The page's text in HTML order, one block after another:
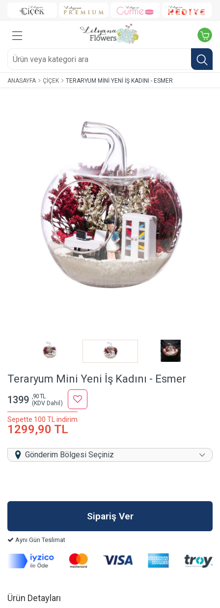
ANASAYFA ÇIÇEK TERARYUM MINI YENI İŞ KADINI - ESMER
Teraryum Mini Yeni İş Kadını - Esmer
1399 ,90 TL
(KDV Dahil)
Sepette 100 TL indirim
1299,90 TL
Gönderim Bölgesi Seçiniz
Aynı Gün Teslimat
Ürün Detayları